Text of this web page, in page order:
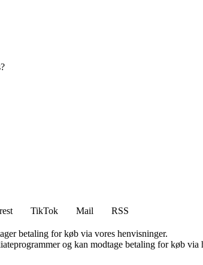
TikTok Mail
RSS
betaling for køb via vores henvisninger.
og kan modtage betaling for køb